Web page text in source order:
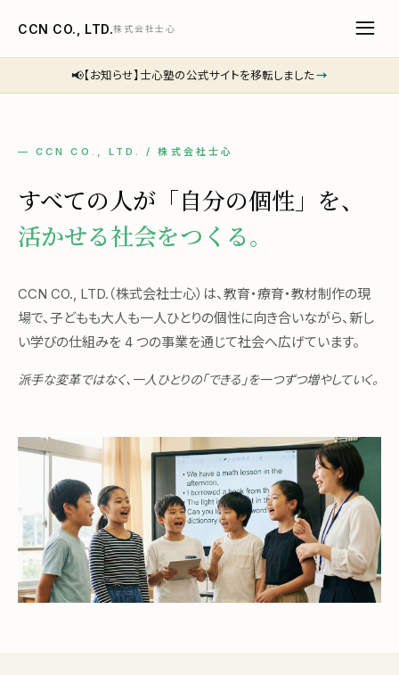
CCN CO., LTD.株式会社士心
📢 【お知らせ】士心塾の公式サイトを移転しました→
— CCN CO., LTD. / 株式会社士心
すべての人が「自分の個性」を、
活かせる社会をつくる。
CCN CO., LTD.（株式会社士心）は、教育・療育・教材制作の現
場で、子どもも大人も一人ひとりの個性に向き合いながら、新し
い学びの仕組みを 4 つの事業を通じて社会へ広げています。
派手な変革ではなく、一人ひとりの「できる」を一つずつ増やしていく。